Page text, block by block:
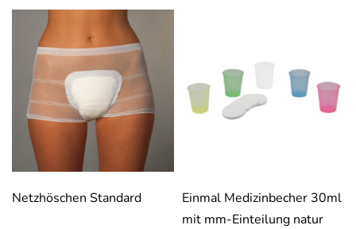
Netzhöschen Standard
Einmal Medizinbecher 30ml
mit mm-Einteilung natur